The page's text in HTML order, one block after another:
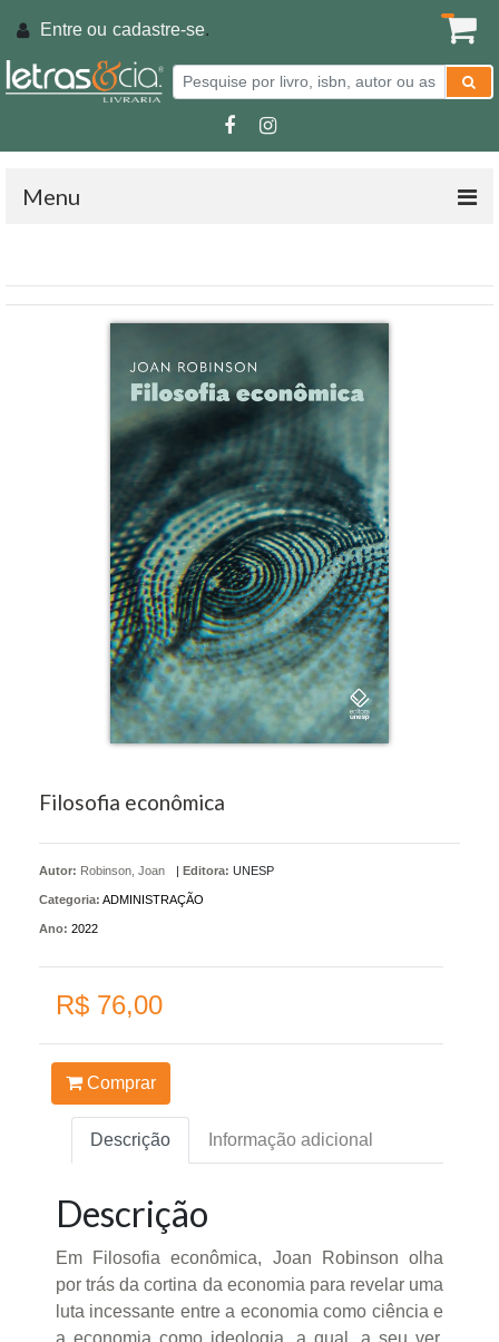
Entre ou cadastre-se.
Menu
Filosofia econômica
Autor: Robinson, Joan | Editora: UNESP
Categoria: ADMINISTRAÇÃO
Ano: 2022
R$ 76,00
Comprar
Descrição Informação adicional
Descrição
Em Filosofia econômica, Joan Robinson olha
por trás da cortina da economia para revelar uma
luta incessante entre a economia como ciência e